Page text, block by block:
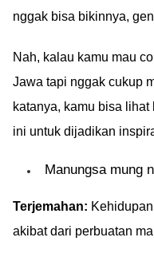
nggak bisa bikinnya,
Nah, kalau kamu mau
Jawa tapi nggak cukup
katanya, kamu bisa
ini untuk dijadikan
Manungsa mung
Terjemahan:
akibat dari perbuatan